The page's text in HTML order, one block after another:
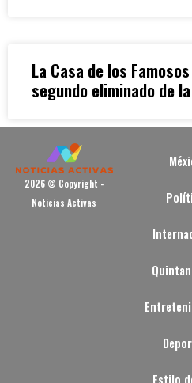
La Casa de los
segundo eliminado de
2026 © Copyright -
Noticias Activas
Estilo